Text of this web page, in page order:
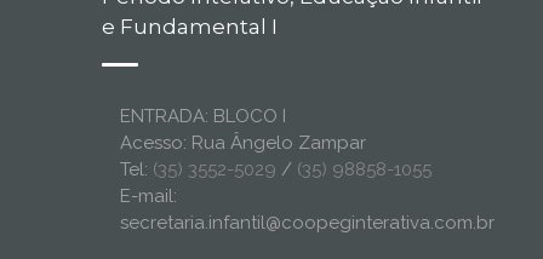
e Fundamental I
ENTRADA: BLOCO I
Acesso: Rua Ângelo Zampar
Tel: (35) 3552-5029 / (35) 98858-1055
E-mail:
secretaria.infantil@coopeginterativa.com.br